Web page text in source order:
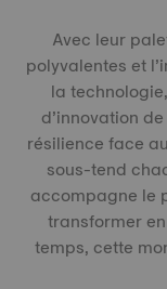
Avec leur
polyvalentes et
la
d’innovation
résilience face
sous-tend
accompagne le
transformer
temps, cette